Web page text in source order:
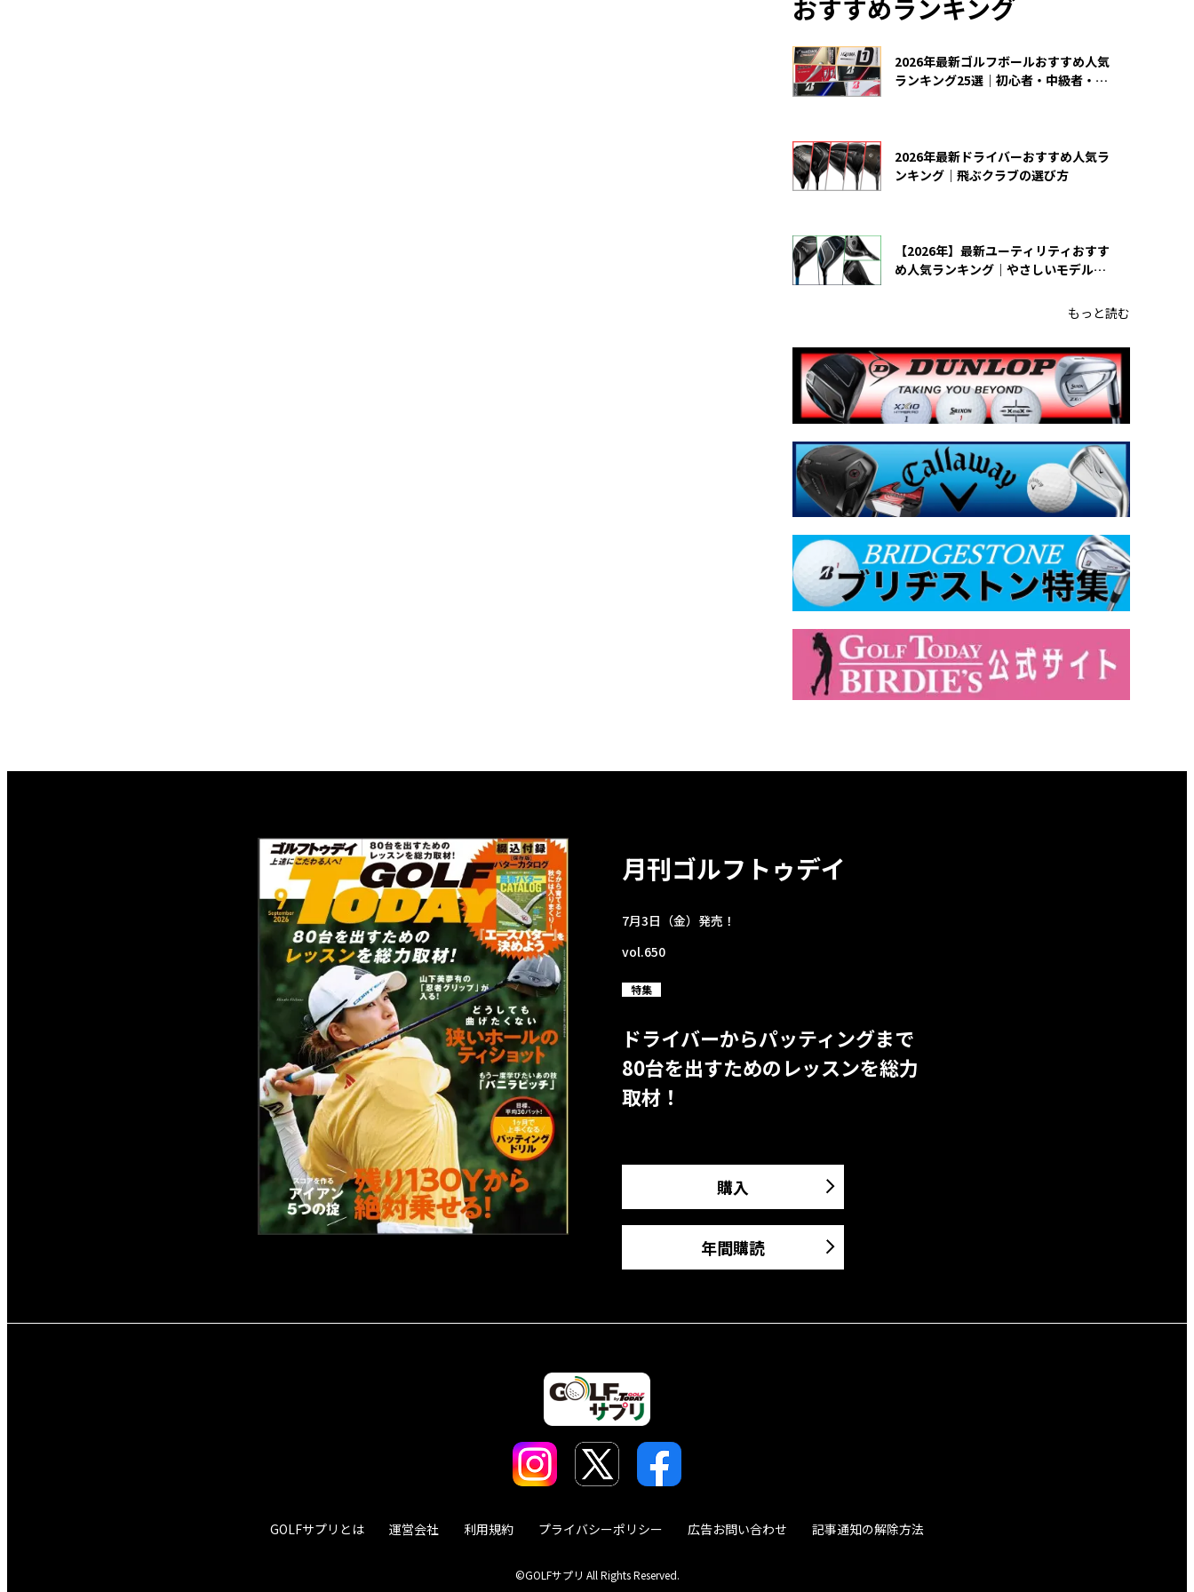
おすすめランキング
2026年最新ゴルフボールおすすめ人気
ランキング25選｜初心者・中級者・上
2026年最新ドライバーおすすめ人気ラ
ンキング｜飛ぶクラブの選び方
【2026年】最新ユーティリティおすす
め人気ランキング｜やさしいモデルの
もっと読む
月刊ゴルフトゥデイ
7月3日（金）発売！
vol.650
特集
ドライバーからパッティングまで
80台を出すためのレッスンを総力
取材！
購入
年間購読
GOLFサプリとは 運営会社 利用規約 プライバシーポリシー 広告お問い合わせ 記事通知の解除方法
©GOLFサプリ All Rights Reserved.